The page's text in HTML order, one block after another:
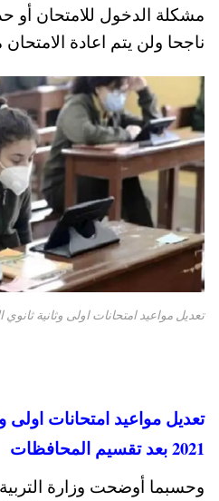
مشكلة الدخول للامتحان أو
ناجحا ولن يتم اعادة
تعديل مواعيد امتحانات اولى وثانية
تعديل مواعيد امتحانات اولى
2021 بعد تقسيم المحافظات
وحسبما أوضحت وزارة التربية